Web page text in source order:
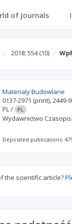
of Journals
2018; 554(10)
Materialy Budowlane
0137-2971 (print),2449-
PL/ PL
Wydawnictwo
Deposited publications:
the scientific article?